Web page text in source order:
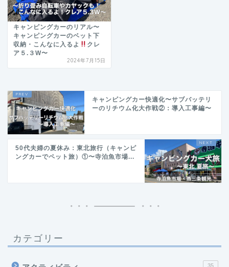
キャンピングカーのリアル〜
キャンピングカーのベット下
収納・こんなに入るよ
クレ
ア５.３W〜
2024年7月15日
キャンピングカー快適化〜サブバッテリ
ーのリチウム化大作戦②：導入工事編〜
50代夫婦の夏休み：東北旅行（キャンピ
ングカーでペット旅）①〜寺泊魚市場...
カテゴリー
35